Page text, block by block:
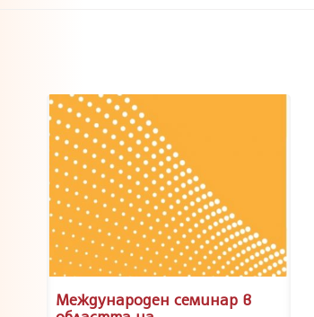
Международен семинар в